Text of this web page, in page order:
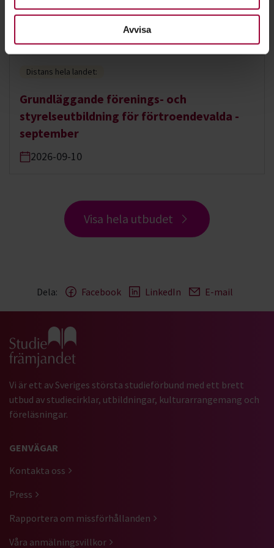
Avvisa
Sociala medier för föreningar
Distans hela landet:
Grundläggande förenings- och
styrelseutbildning för förtroendevalda -
september
2026-09-10
Visa hela utbudet
Dela: Facebook LinkedIn E-mail
Gå till studiefrämjandets startsida
Vi är ett av Sveriges största studieförbund med ett brett
utbud av studiecirklar, utbildningar, kulturarrangemang och
föreläsningar.
GENVÄGAR
Kontakta oss
Press
Rapportera om missförhållanden
Våra anmälningsvillkor